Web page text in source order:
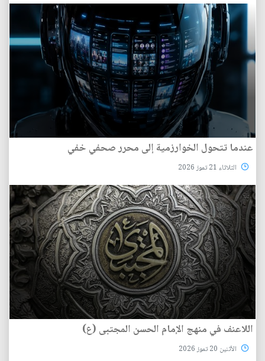
عندما تتحول الخوارزمية إلى محرر صحفي خفي
الثلاثاء 21 تموز 2026
اللاعنف في منهج الإمام الحسن المجتبى (ع)
الأثنين 20 تموز 2026